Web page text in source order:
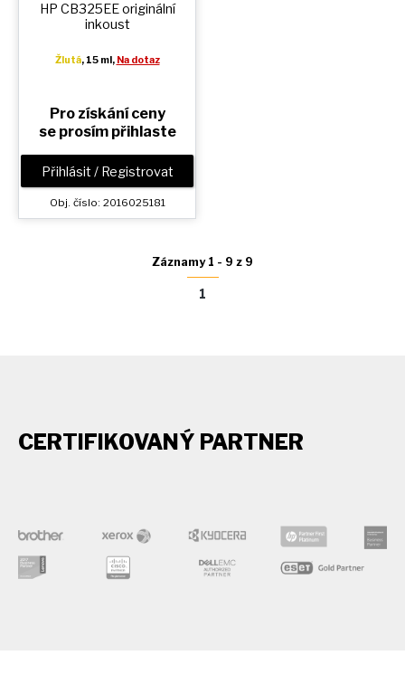
HP CB325EE originální
inkoust
Žlutá, 15 ml, Na dotaz
Pro získání ceny
se prosím přihlaste
Přihlásit / Registrovat
Obj. číslo: 2016025181
Záznamy 1 - 9 z 9
1
CERTIFIKOVANÝ PARTNER